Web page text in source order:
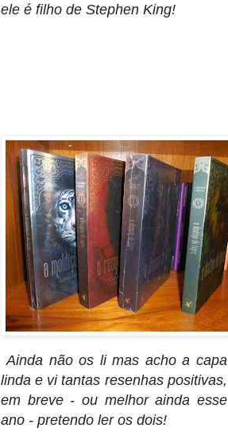
ele é filho de Stephen King!
Ainda não os li mas acho a capa
linda e vi tantas resenhas positivas,
em breve - ou melhor ainda esse
ano - pretendo ler os dois!